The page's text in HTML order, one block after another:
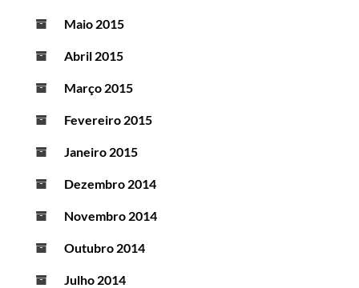
Maio 2015
Abril 2015
Março 2015
Fevereiro 2015
Janeiro 2015
Dezembro 2014
Novembro 2014
Outubro 2014
Julho 2014